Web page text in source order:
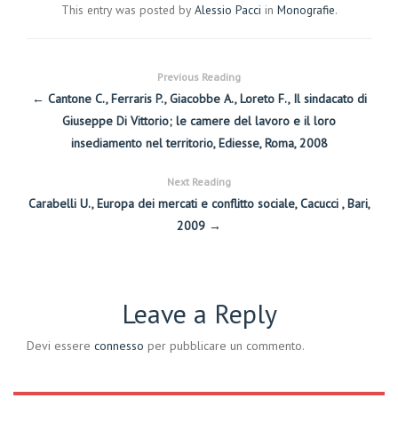
This entry was posted by Alessio Pacci in Monografie.
Previous Reading
← Cantone C., Ferraris P., Giacobbe A., Loreto F., Il sindacato di
Giuseppe Di Vittorio; le camere del lavoro e il loro
insediamento nel territorio, Ediesse, Roma, 2008
Next Reading
Carabelli U., Europa dei mercati e conflitto sociale, Cacucci , Bari,
2009 →
Leave a Reply
Devi essere connesso per pubblicare un commento.